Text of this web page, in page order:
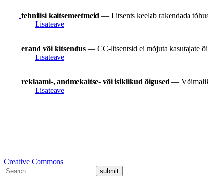
tehnilisi kaitsemeetmeid — Litsents keelab rakendada
Lisateave
erand või kitsendus — CC-litsentsid ei mõjuta kasutajate
Lisateave
reklaami-, andmekaitse- või isiklikud õigused —
Lisateave
Creative Commons
submit